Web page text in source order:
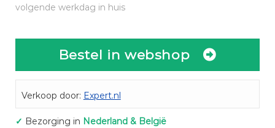
volgende werkdag in huis
Bestel in webshop
Verkoop door: Expert.nl
✓ Bezorging in Nederland & België